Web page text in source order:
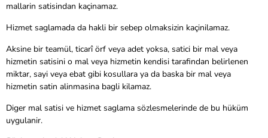
mallarin satisindan kaçinamaz.
Hizmet saglamada da hakli bir sebep olmaksizin kaçinilamaz.
Aksine bir teamül, ticarî örf veya adet yoksa, satici bir mal veya
hizmetin satisini o mal veya hizmetin kendisi tarafindan belirlenen
miktar, sayi veya ebat gibi kosullara ya da baska bir mal veya
hizmetin satin alinmasina bagli kilamaz.
Diger mal satisi ve hizmet saglama sözlesmelerinde de bu hüküm
uygulanir.